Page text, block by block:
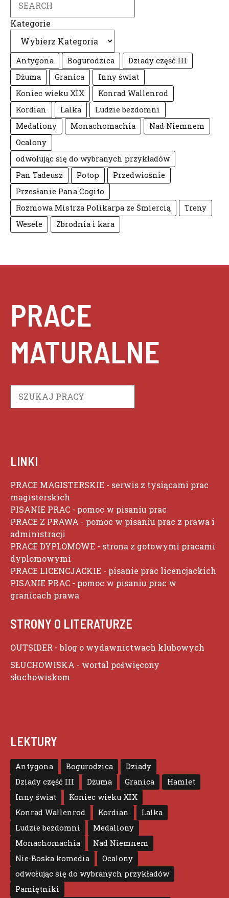
Kategorie
Antygona Bogurodzica
Dziady część III
Dżuma
Granica
Inny świat
Koniec wieku XIX
Konrad Wallenrod
Kordian
Lalka
Ludzie bezdomni
Medaliony
Monachomachia
Nad Niemnem
Ocalony
odwołując się do wybranych przykładów
Pan Tadeusz
Potop
Przedwiośnie
Przesłanie Pana Cogito
Rozmowa Mistrza Polikarpa ze Śmiercią
Treny
Wesele
Zbrodnia i kara
PRACE
MATURALNE
LINKI
PRACE MAGISTERSKIE - serwis z tysiącami prac
magisterskich
PISANIE PRAC - pomoc w pisaniu prac
PRACE Z PRAWA - pomoc w pisaniu prac z prawa i
administracji
PRACE DYPLOMOWE - strona z gotowymi pracami
dyplomowymi
PRACE LICENCJACKIE - pisanie prac licencjackich
PISANIE PRAC - pomoc w pisaniu prac w
granicach prawa
STRONY O LITERATURZE
OUTSIDER - blog o wydawnictwach klubowych
SŁUCHOWISKA - wortal poświęcony
słuchowiskom
LEKTURY
Antygona Bogurodzica
Dziady
Dziady część III
Dżuma Granica
Hamlet
Inny świat
Koniec wieku XIX
Konrad Wallenrod
Kordian
Lalka
Ludzie bezdomni
Medaliony
Monachomachia
Nad Niemnem
Nie-Boska komedia
Ocalony
odwołując się do wybranych przykładów
Pamiętniki